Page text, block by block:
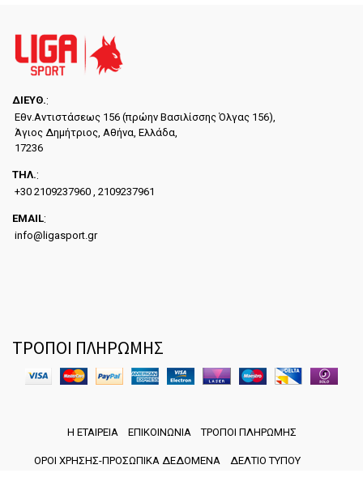
ΔΙΕYΘ.:
Εθν.Αντιστάσεως 156 (πρώην Βασιλίσσης Όλγας 156),
Άγιος Δημήτριος, Αθήνα, Ελλάδα,
17236
ΤΗΛ.:
+30 2109237960 , 2109237961
EMAIL:
info@ligasport.gr
ΤΡΟΠΟΙ ΠΛΗΡΩΜΗΣ
Η ΕΤΑΙΡΕΙΑ ΕΠΙΚΟΙΝΩΝΙΑ ΤΡΟΠΟΙ ΠΛΗΡΩΜΗΣ
ΟΡΟΙ ΧΡΗΣΗΣ-ΠΡΟΣΩΠΙΚΑ ΔΕΔΟΜΕΝΑ ΔΕΛΤΙΟ ΤΥΠΟΥ